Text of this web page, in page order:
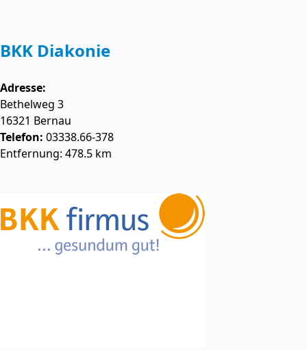
BKK Diakonie
Adresse:
Bethelweg 3
16321 Bernau
Telefon: 03338.66-378
Entfernung: 478.5 km